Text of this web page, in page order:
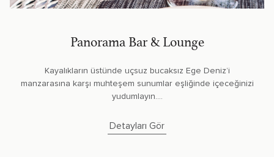
Panorama Bar & Lounge
Kayalıkların üstünde uçsuz bucaksız Ege Deniz’i
manzarasına karşı muhteşem sunumlar eşliğinde içeceğinizi
yudumlayın....
Detayları Gör